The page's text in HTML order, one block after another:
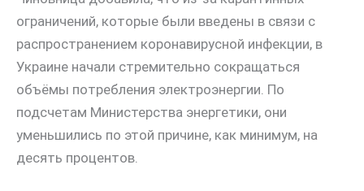
ограничений, которые были введены в связи с
распространением коронавирусной инфекции, в
Украине начали стремительно сокращаться
объёмы потребления электроэнергии. По
подсчетам Министерства энергетики, они
уменьшились по этой причине, как минимум, на
десять процентов.